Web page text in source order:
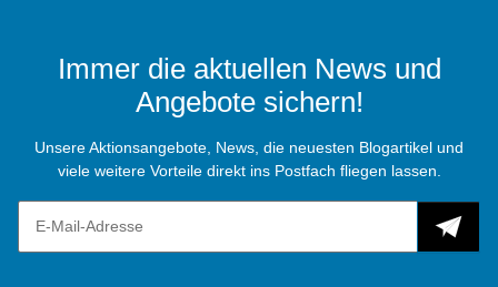
Immer die aktuellen News und
Angebote sichern!
Unsere Aktionsangebote, News, die neuesten Blogartikel und
viele weitere Vorteile direkt ins Postfach fliegen lassen.